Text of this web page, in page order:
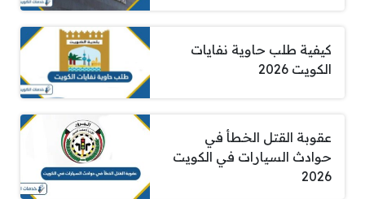
كيفية طلب حاوية نفايات
الكويت 2026
عقوبة القتل الخطأ في
حوادث السيارات في الكويت
2026